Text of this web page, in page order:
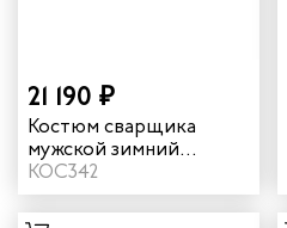
головные уборы
21 190 ₽
Костюм сварщика
мужской зимний
"Файмер 2" цвет
черный/желтый
КОС342